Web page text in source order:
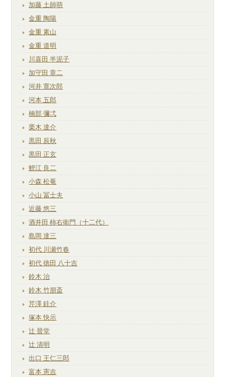
加藤 土師萌
金重 陶陽
金重 素山
金重 道明
川喜田 半泥子
加守田 章二
河井 寛次郎
河本 五郎
楠部 彌弌
栗木 達介
黒田 辰秋
黒田 正玄
鯉江 良二
小森 松菴
小山 冨士夫
近藤 悠三
酒井田 柿右衛門（十二代）
島岡 達三
初代 川瀬竹春
初代 徳田 八十吉
鈴木 治
鈴木 竹朋斎
芹澤 銈介
塚本 快示
辻 晉堂
辻 清明
出口 王仁三郎
富本 憲吉